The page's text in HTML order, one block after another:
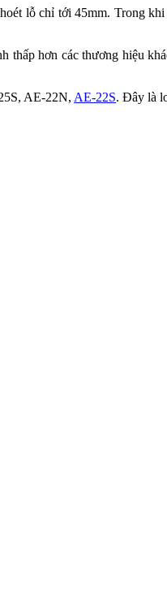
lỗ chỉ tới 45mm. Trong
thấp hơn các thương hiệu
AE-22N, AE-22S. Đây là